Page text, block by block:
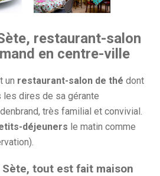
restaurant-salon
en centre-ville
un restaurant-salon de thé dont
les dires de sa gérante
très familial et convivial.
déjeuners le matin comme
Sète, tout est fait maison